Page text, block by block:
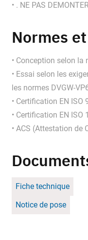
• . NE PAS
Normes
• Conception selon la
• Essai selon les
les normes DVGW-
• Certification EN ISO
• Certification EN ISO
• ACS (Attestation de
Fiche technique
Notice de pose